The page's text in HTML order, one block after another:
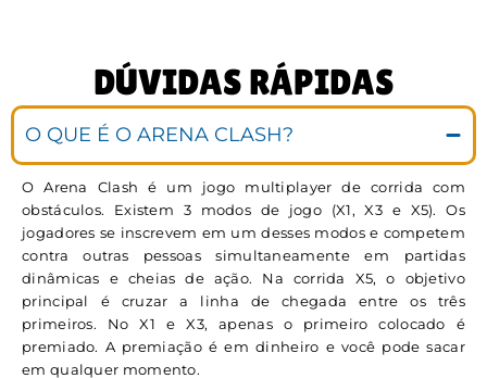
DÚVIDAS RÁPIDAS
O QUE É O ARENA CLASH?
O Arena Clash é um jogo multiplayer de corrida com
obstáculos. Existem 3 modos de jogo (X1, X3 e X5). Os
jogadores se inscrevem em um desses modos e competem
contra outras pessoas simultaneamente em partidas
dinâmicas e cheias de ação. Na corrida X5, o objetivo
principal é cruzar a linha de chegada entre os três
primeiros. No X1 e X3, apenas o primeiro colocado é
premiado. A premiação é em dinheiro e você pode sacar
em qualquer momento.